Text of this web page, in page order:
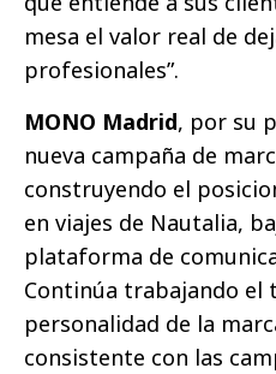
mesa el valor real de
profesionales”.
MONO Madrid, por su
nueva campaña de
construyendo el
en viajes de Nautalia,
plataforma de
Continúa trabajando el
personalidad de la
consistente con las